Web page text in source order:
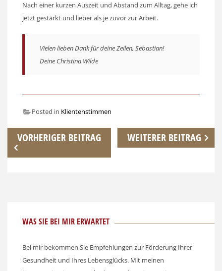
Nach einer kurzen Auszeit und Abstand zum Alltag, gehe ich
jetzt gestärkt und lieber als je zuvor zur Arbeit.
Vielen lieben Dank für deine Zeilen, Sebastian!
Deine Christina Wilde
Posted in Klientenstimmen
Beitragsnavigation
VORHERIGER BEITRAG WEITERER BEITRAG
WAS SIE BEI MIR ERWARTET
Bei mir bekommen Sie Empfehlungen zur Förderung Ihrer
Gesundheit und Ihres Lebensglücks. Mit meinen